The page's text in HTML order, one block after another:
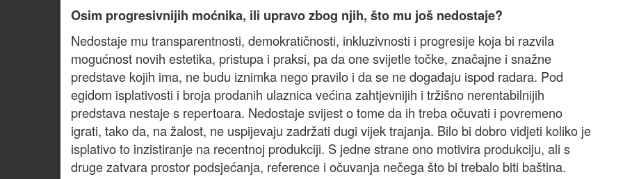
Osim progresivnijih moćnika, ili upravo zbog njih, što mu još nedostaje?
Nedostaje mu transparentnosti, demokratičnosti, inkluzivnosti i progresije koja bi razvila
mogućnost novih estetika, pristupa i praksi, pa da one svijetle točke, značajne i snažne
predstave kojih ima, ne budu iznimka nego pravilo i da se ne događaju ispod radara. Pod
egidom isplativosti i broja prodanih ulaznica većina zahtjevnijih i tržišno nerentabilnijih
predstava nestaje s repertoara. Nedostaje svijest o tome da ih treba očuvati i povremeno
igrati, tako da, na žalost, ne uspijevaju zadržati dugi vijek trajanja. Bilo bi dobro vidjeti koliko je
isplativo to inzistiranje na recentnoj produkciji. S jedne strane ono motivira produkciju, ali s
druge zatvara prostor podsjećanja, reference i očuvanja nečega što bi trebalo biti baština.